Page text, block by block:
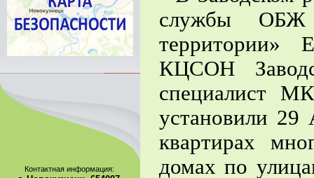
службы
КЦСОН
специалист
установили
квартирах
домах по
Контактная информация: